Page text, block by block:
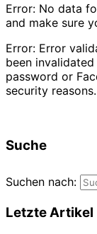
Error: No data
and make sure
Error: Error
been
password or
security reasons.
Suche
Suchen nach:
Letzte Artikel